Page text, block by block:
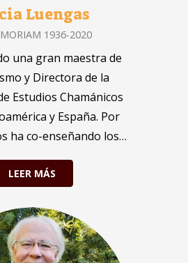
Luengas
1936-2020
una gran maestra de
y Directora de la
Estudios Chamánicos
y España. Por
ha co-enseñando los…
LEER MÁS